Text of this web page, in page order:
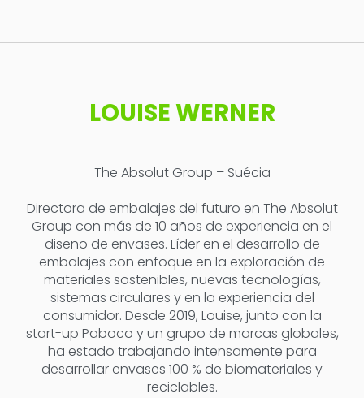
LOUISE WERNER
The Absolut Group – Suécia
Directora de embalajes del futuro en The Absolut
Group con más de 10 años de experiencia en el
diseño de envases. Líder en el desarrollo de
embalajes con enfoque en la exploración de
materiales sostenibles, nuevas tecnologías,
sistemas circulares y en la experiencia del
consumidor. Desde 2019, Louise, junto con la
start-up Paboco y un grupo de marcas globales,
ha estado trabajando intensamente para
desarrollar envases 100 % de biomateriales y
reciclables.